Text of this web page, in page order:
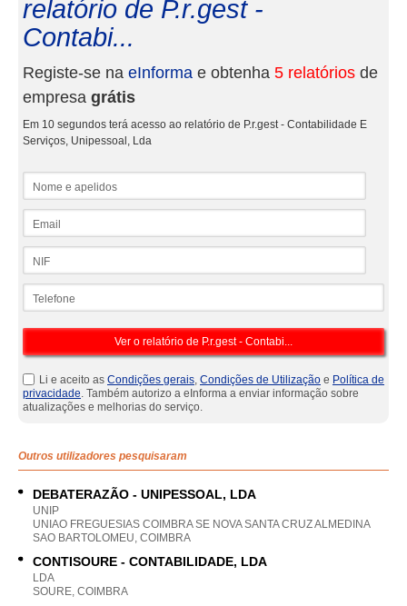
relatório de P.r.gest -
Contabi...
Registe-se na eInforma e obtenha 5 relatórios de
empresa grátis
Em 10 segundos terá acesso ao relatório de P.r.gest - Contabilidade E
Serviços, Unipessoal, Lda
Li e aceito as Condições gerais, Condições de Utilização e Política de
privacidade. Também autorizo a eInforma a enviar informação sobre
atualizações e melhorias do serviço.
Outros utilizadores pesquisaram
DEBATERAZÃO - UNIPESSOAL, LDA
UNIP
UNIAO FREGUESIAS COIMBRA SE NOVA SANTA CRUZ ALMEDINA
SAO BARTOLOMEU, COIMBRA
CONTISOURE - CONTABILIDADE, LDA
LDA
SOURE, COIMBRA